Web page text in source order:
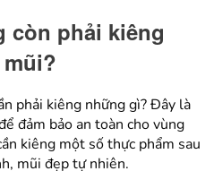
còn phải kiêng
phải kiêng những gì? Đây là
đảm bảo an toàn cho vùng
kiêng một số thực phẩm sau
mũi đẹp tự nhiên.